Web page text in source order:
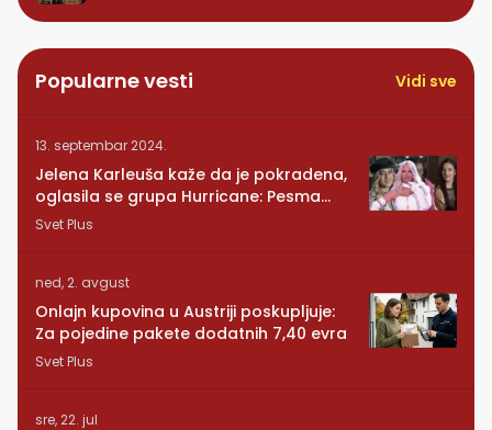
Popularne vesti Vidi sve
13. septembar 2024.
Jelena Karleuša kaže da je pokradena,
oglasila se grupa Hurricane: Pesma
RUNDE je naša!
Svet Plus
ned, 2. avgust
Onlajn kupovina u Austriji poskupljuje:
Za pojedine pakete dodatnih 7,40 evra
Svet Plus
sre, 22. jul